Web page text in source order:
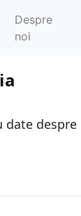
Despre
noi
date despre